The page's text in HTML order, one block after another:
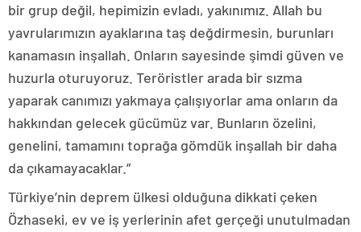
bir grup değil, hepimizin evladı, yakınımız. Allah bu
yavrularımızın ayaklarına taş değdirmesin, burunları
kanamasın inşallah. Onların sayesinde şimdi güven ve
huzurla oturuyoruz. Teröristler arada bir sızma
yaparak canımızı yakmaya çalışıyorlar ama onların da
hakkından gelecek gücümüz var. Bunların özelini,
genelini, tamamını toprağa gömdük inşallah bir daha
da çıkamayacaklar.”
Türkiye’nin deprem ülkesi olduğuna dikkati çeken
Özhaseki, ev ve iş yerlerinin afet gerçeği unutulmadan